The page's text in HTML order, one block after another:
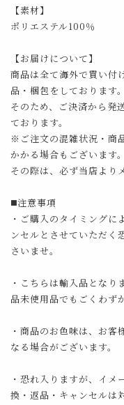
【素材】
ポリエステル100％
【お届けについて】
商品は全て海外で買い付
品・梱包をしております。
そのため、ご決済から発
ております。
※ご注文の混雑状況・商
かかる場合もございます。
その際は、必ず当店より
◼️注意事項
・ご購入のタイミングに
ンセルとさせていただく
さいませ。
・こちらは輸入品となり
品未使用品でもごくわず
・商品のお色味は、お客
なる場合がございます。
・恐れ入りますが、イメ
換・返品・キャンセルは